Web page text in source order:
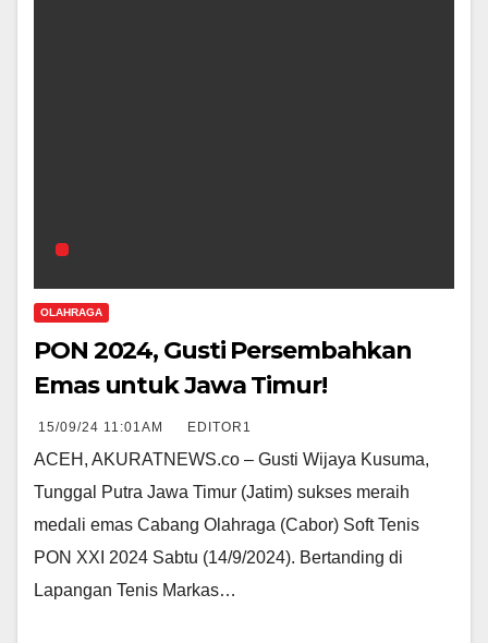
OLAHRAGA
PON 2024, Gusti Persembahkan
Emas untuk Jawa Timur!
15/09/24 11:01AM EDITOR1
ACEH, AKURATNEWS.co – Gusti Wijaya Kusuma,
Tunggal Putra Jawa Timur (Jatim) sukses meraih
medali emas Cabang Olahraga (Cabor) Soft Tenis
PON XXI 2024 Sabtu (14/9/2024). Bertanding di
Lapangan Tenis Markas…